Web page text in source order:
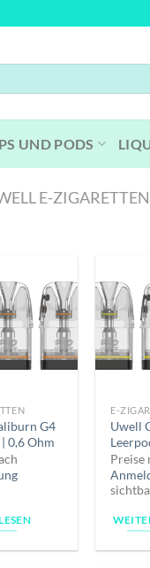
UND PODS
E-ZIGARETTEN
G4
0,6 Ohm
E-
Uwell
Preise